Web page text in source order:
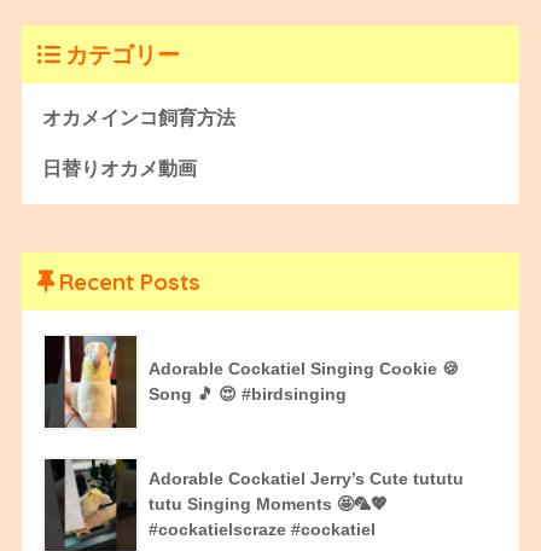
カテゴリー
オカメインコ飼育方法
日替りオカメ動画
Recent Posts
Adorable Cockatiel Singing Cookie 🍪
Song 🎵 😍 #birdsinging
Adorable Cockatiel Jerry’s Cute tututu
tutu Singing Moments 🤩🦜💖
#cockatielscraze #cockatiel